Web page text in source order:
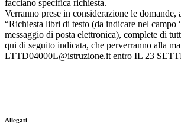
facciano specifica richiesta.
Verranno prese in considerazione le domande,
“Richiesta libri di testo (da indicare nel campo
messaggio di posta elettronica), complete di
qui di seguito indicata, che perverranno alla
LTTD04000L@istruzione.it entro IL 23
Allegati